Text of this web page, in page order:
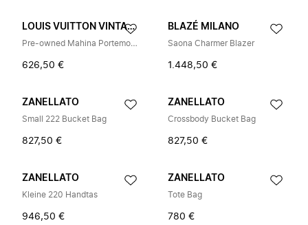
LOUIS VUITTON VINTAGE
Pre-owned Mahina Portemonnee (bi-fold)
626,50 €
BLAZÉ MILANO
Saona Charmer Blazer
1.448,50 €
ZANELLATO
Small 222 Bucket Bag
827,50 €
ZANELLATO
Crossbody Bucket Bag
827,50 €
ZANELLATO
Kleine 220 Handtas
946,50 €
ZANELLATO
Tote Bag
780 €